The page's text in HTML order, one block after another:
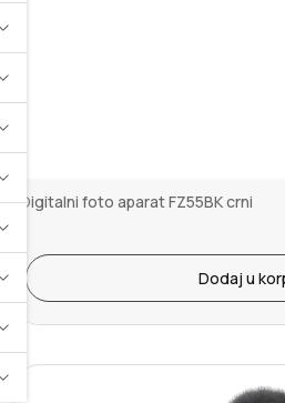
Digitalni foto aparat FZ55BK crni
Dodaj u